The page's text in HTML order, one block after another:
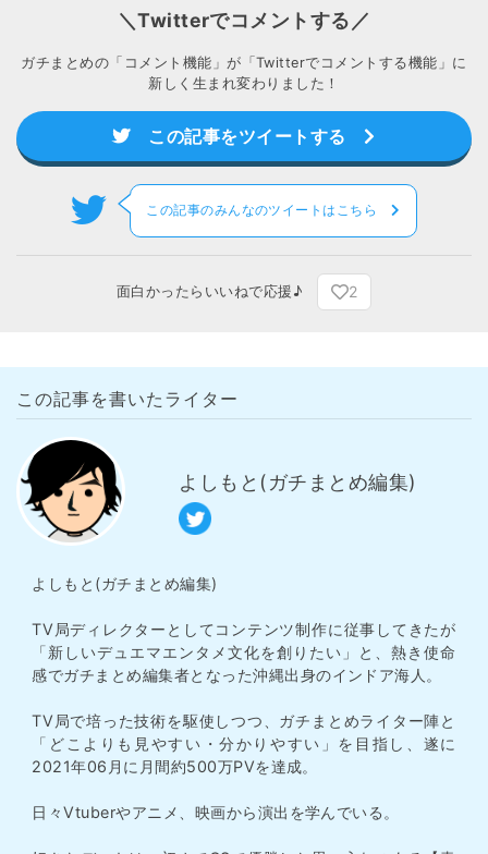
＼Twitterでコメントする／
ガチまとめの「コメント機能」が「Twitterでコメントする機能」に
新しく生まれ変わりました！
この記事をツイートする
この記事のみんなのツイートはこちら
面白かったらいいねで応援♪ 2
この記事を書いたライター
よしもと(ガチまとめ編集)
よしもと(ガチまとめ編集)
TV局ディレクターとしてコンテンツ制作に従事してきたが
「新しいデュエマエンタメ文化を創りたい」と、熱き使命
感でガチまとめ編集者となった沖縄出身のインドア海人。
TV局で培った技術を駆使しつつ、ガチまとめライター陣と
「どこよりも見やすい・分かりやすい」を目指し、遂に
2021年06月に月間約500万PVを達成。
日々Vtuberやアニメ、映画から演出を学んでいる。